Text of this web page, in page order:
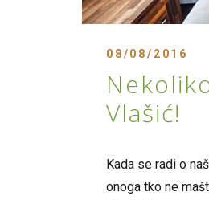
08/08/2016
Vlašić!
Kada se radi o
onoga tko ne